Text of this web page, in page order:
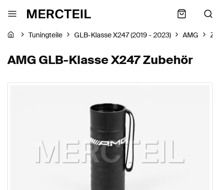
Tuningteile GLB-Klasse X247 (2019 - 2023) AMG
AMG GLB-Klasse X247 Zubehör